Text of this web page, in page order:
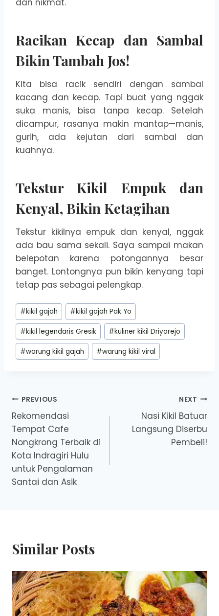
dan nikmat.
Racikan Kecap dan Sambal
Bikin Tambah Jos!
Kita bisa racik sendiri dengan sambal
kacang dan kecap. Tapi buat yang nggak
suka manis, bisa tanpa kecap. Setelah
dicampur, rasanya makin mantap—manis,
gurih, ada kejutan dari sambal dan
kuahnya.
Tekstur Kikil Empuk dan
Kenyal, Bikin Ketagihan
Tekstur kikilnya empuk dan kenyal, nggak
ada bau sama sekali. Saya sampai makan
belepotan karena potongannya besar
banget. Lontongnya pun bikin kenyang tapi
tetap pas sebagai pelengkap.
Post
Tags:
#kikil gajah #kikil gajah Pak Yo
#kikil legendaris Gresik #kuliner kikil Driyorejo
#warung kikil gajah #warung kikil viral
Post
navigation
PREVIOUS
Rekomendasi
Tempat Cafe
Nongkrong Terbaik di
Kota Indragiri Hulu
untuk Pengalaman
Santai dan Asik
NEXT
Nasi Kikil Batuar
Langsung Diserbu
Pembeli!
Similar Posts